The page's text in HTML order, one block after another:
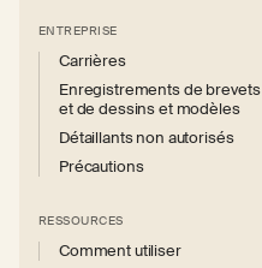
ENTREPRISE
Carrières
Enregistrements de brevets
et de dessins et modèles
Détaillants non autorisés
Précautions
RESSOURCES
Comment utiliser